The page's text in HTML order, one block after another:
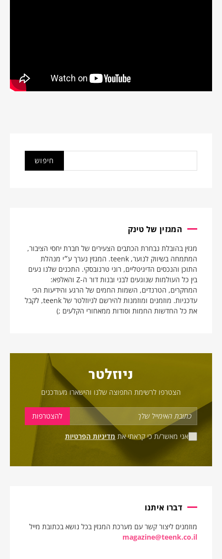
המגזין של טינק
מגזין בהובלת נבחרת הכתבים הצעירים של חברת יחסי הציבור,
המתמחה בשיווק לנוער, teenk. המגזין נערך ע״י מנהלת
התוכן והנכסים הדיגיטליים, רוני טרנובסקי. התכנים שלנו נעים
בין כל העולמות שנוגעים לבני ובנות דור ה-Z והאלפא:
המחקרים, הטרנדים, השמות החמים של הרגע והידיעות הכי
עדכניות. מוזמנים ומוזמנות להירשם לניוזלטר של teenk, לקבל
את כל החדשות החמות וסודות ממאחורי הקלעים ;)
ניוזלטר
הצטרפו לרשימת התפוצה שלנו והישארו מעודכנים
אני מאשר/ת כי קראתי את מדיניות הפרטיות
דברו איתנו
מוזמנים ליצור קשר עם מערכת המגזין בכל נושא בכתובת מייל
magazine@teenk.co.il